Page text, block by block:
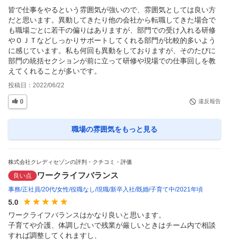
皆で仕事をやるという雰囲気が強いので、雰囲気としては良い方
だと思います。異動してきたり他の会社から転職してきた場合で
も職場ごとに若干の偏りはありますが、部門での受け入れる研修
やＯＪＴなどしっかりサポートしてくれる部門が比較的多いよう
に感じています。私も何回も異動をしておりますが、そのたびに
部門の統括セクションが前に立って研修や現場での仕事回しを教
えてくれることが多いです。
投稿日： 2022/06/22
0 違反報告
職場の雰囲気をもっと見る
株式会社クレディセゾンの評判・クチコミ・評価
良い点 ワークライフバランス
事務 正社員 20代 女性 役職なし 現職 新卒入社 既婚 子育て中 2021年頃
5.0
ワークライフバランスはかなり良いと思います。
子育てや介護、体調しだいで残業が厳しいときはチーム内で相談
すれば調整してくれますし、